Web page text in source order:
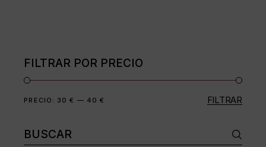
FILTRAR POR PRECIO
Precio
Precio FILTRAR
PRECIO: 30 € — 40 €
Buscar: